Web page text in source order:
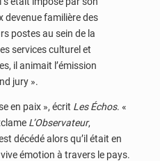
devenue familière des
postes au sein de la
services culturel et
il animait l’émission
jury ».
en paix », écrit Les Échos. «
L’Observateur,
décédé alors qu’il était en
émotion à travers le pays.